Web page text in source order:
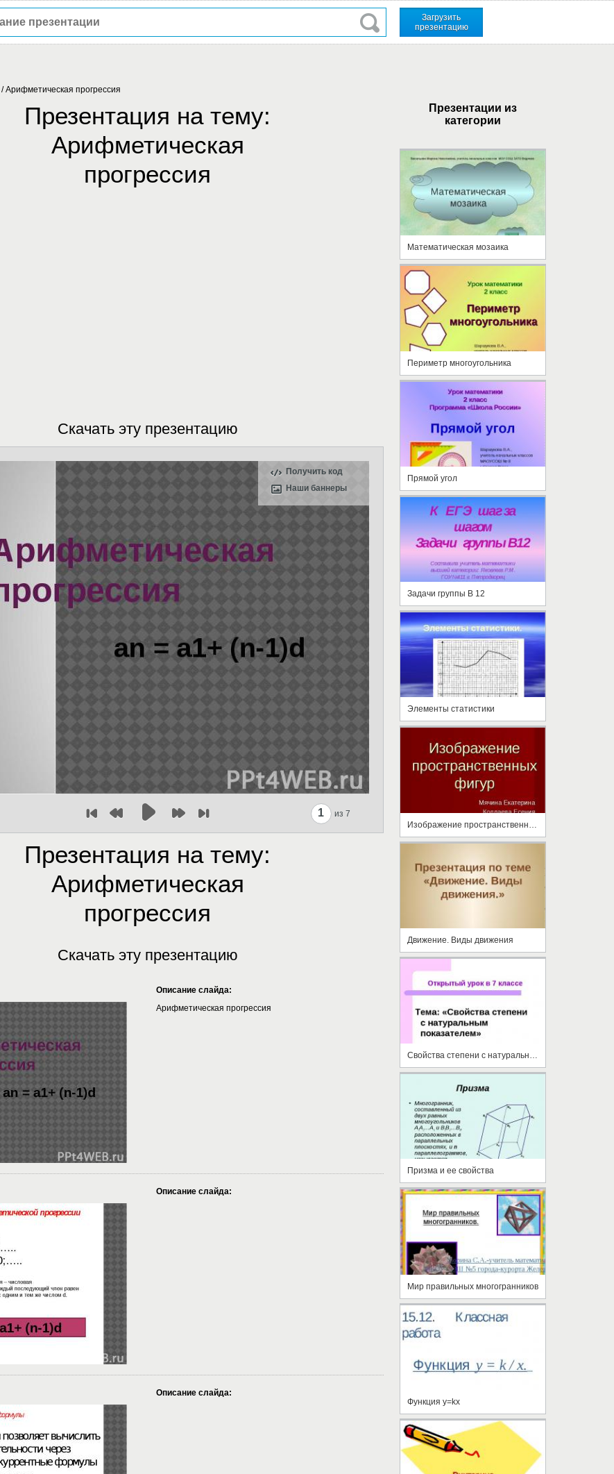
Загрузить
презентацию
/Арифметическая прогрессия
Презентация на тему:
Арифметическая
прогрессия
Скачать эту презентацию
Получить код
Наши баннеры
1 из 7
Презентация на тему:
Арифметическая
прогрессия
Скачать эту презентацию
Описание слайда:
Арифметическая прогрессия
Описание слайда:
Описание слайда:
Презентации из
категории
Математическая мозаика
Периметр многоугольника
Прямой угол
Задачи группы В 12
Элементы статистики
Движение. Виды движения
Свойства степени с натуральным показателем
Призма и ее свойства
Мир правильных многогранников
Функция y=kx